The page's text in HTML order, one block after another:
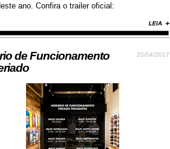
ano. Confira o trailer oficial:
20/04/2017
de Funcionamento